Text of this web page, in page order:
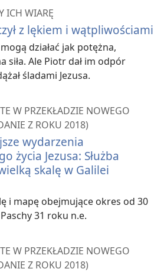
ICH WIARĘ
z lękiem i wątpliwościami
działać jak potężna,
siła. Ale Piotr dał im odpór
śladami Jezusa.
W PRZEKŁADZIE NOWEGO
Z ROKU 2018)
wydarzenia
życia Jezusa: Służba
skalę w Galilei
i mapę obejmujące okres od 30
31 roku n.e.
W PRZEKŁADZIE NOWEGO
Z ROKU 2018)